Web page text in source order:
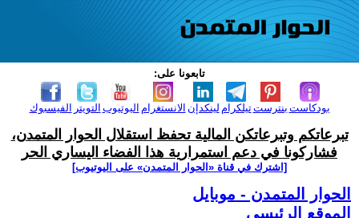
تابعونا على:
الفيسبوك التويتر اليوتيوب الانستغرام لينكدإن تيلكرامبنترست بودكاست
تبرعاتكم وتبرعاتكن المالية تحفظ استقلال الحوار المتمدن،
فشاركونا في دعم استمرارية هذا الفضاء اليساري الحر
[اشترك في قناة ‫«الحوار المتمدن» على اليوتيوب]
الحوار المتمدن - موبايل
الموقع الرئيسي